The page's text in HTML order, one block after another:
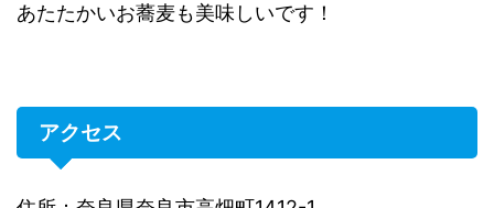
あたたかいお蕎麦も美味しいです！
アクセス